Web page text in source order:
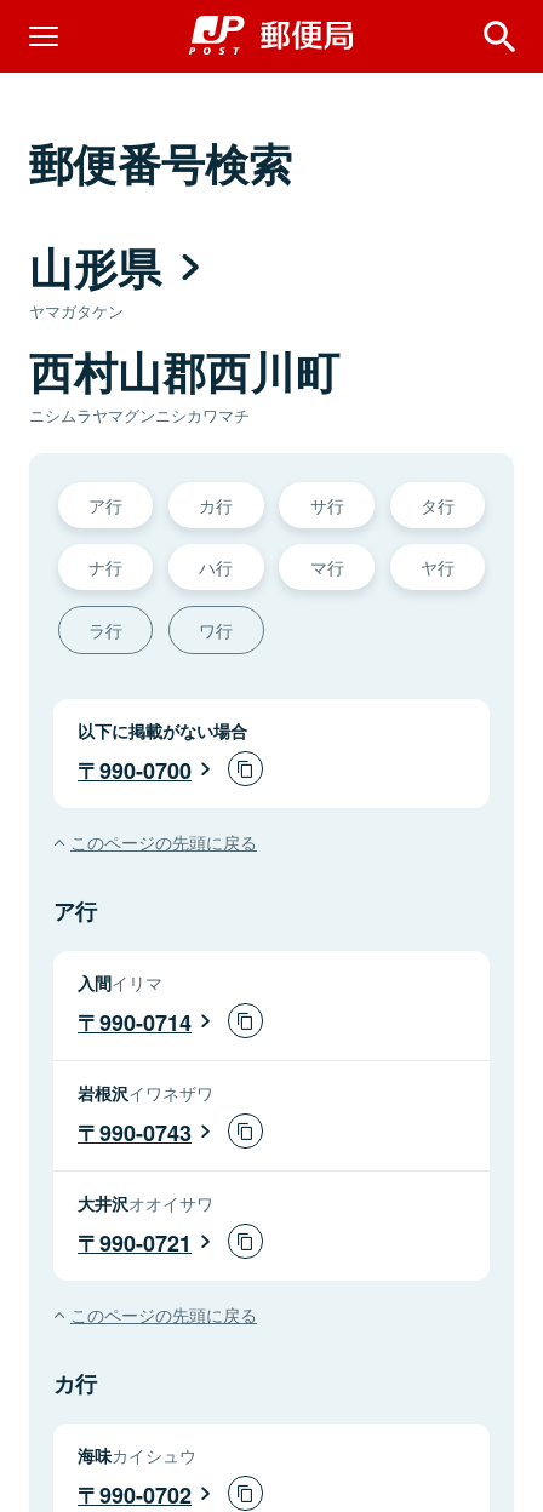
郵便番号検索
山形県
ヤマガタケン
西村山郡西川町
ニシムラヤマグンニシカワマチ
ア行 カ行 サ行 タ行
ナ行 ハ行 マ行 ヤ行
ラ行 ワ行
以下に掲載がない場合
990-0700
このページの先頭に戻る
ア行
入間イリマ
990-0714
岩根沢イワネザワ
990-0743
大井沢オオイサワ
990-0721
このページの先頭に戻る
カ行
海味カイシュウ
990-0702